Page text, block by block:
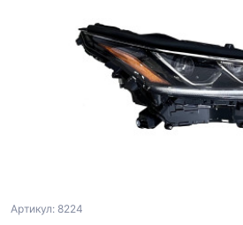
Артикул: 8224